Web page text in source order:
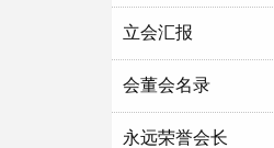
立会汇报
会董会名录
永远荣誉会长